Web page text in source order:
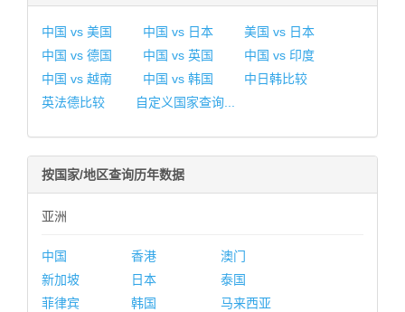
中国 vs 美国 中国 vs 日本
美国 vs 日本
中国 vs 德国
中国 vs 英国
中国 vs 印度
中国 vs 越南
中国 vs 韩国
中日韩比较
英法德比较
自定义国家查询...
按国家/地区查询历年数据
亚洲
中国 香港
澳门
新加坡
日本
泰国
菲律宾
韩国
马来西亚